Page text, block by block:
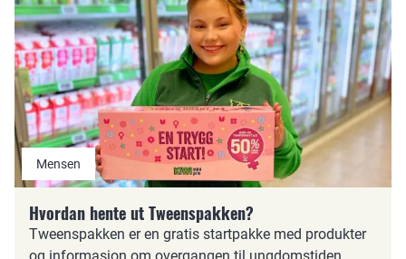
Mensen
Hvordan hente ut Tweenspakken?
Tweenspakken er en gratis startpakke med produkter